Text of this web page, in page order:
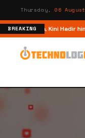
Thursday, 06
BREAKINGKini Hadir hingga